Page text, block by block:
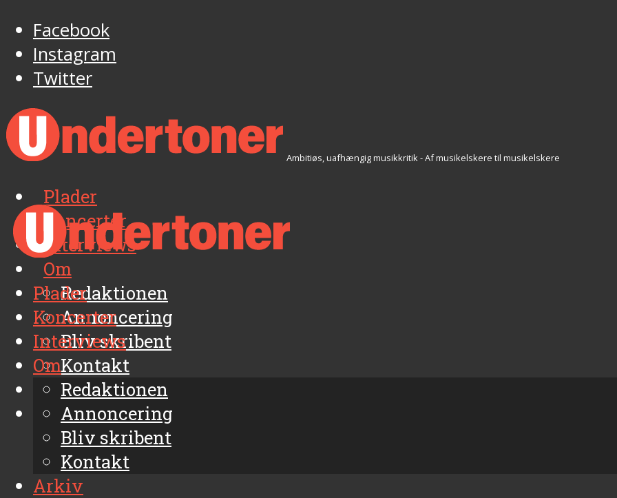
Facebook
Instagram
Twitter
Ambitiøs, uafhængig musikkritik - Af musikelskere til musikelskere
Plader
Koncerter
Interviews
Om
Redaktionen
Annoncering
Bliv skribent
Kontakt
Arkiv
Plader
Koncerter
Interviews
Om
Redaktionen
Annoncering
Bliv skribent
Kontakt
Arkiv